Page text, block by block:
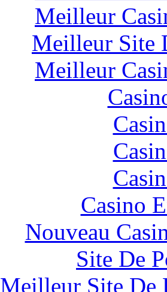
Meilleur
Meilleur Site
Meilleur
Casino
Nouveau
Site De
Meilleur Site De